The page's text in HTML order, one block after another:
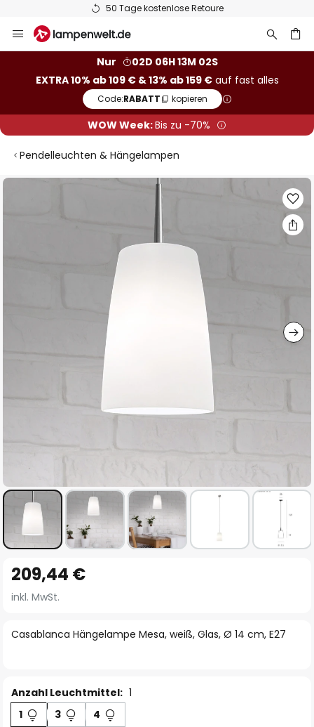
50 Tage kostenlose Retoure
Inhalt
Nur
02D 06H 13M 02S
EXTRA 10% ab 109 € & 13% ab 159 €auf fast alles
Code:RABATT kopieren
WOW Week:Bis zu -70%
Pendelleuchten & Hängelampen
Zum
Anfang
der
springen
Casablanca Hängelampe Mesa, weiß, Glas, Ø 14 cm, E27
209,44 €
inkl. MwSt.
Anzahl Leuchtmittel: 1
1
3 4